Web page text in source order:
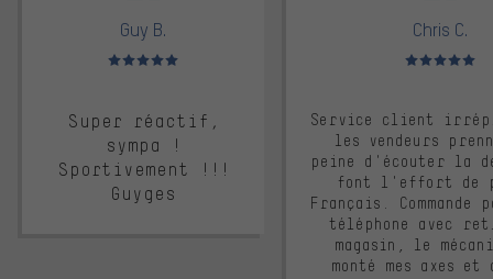
Guy B.
Note moyenne : 5 sur 5
Super réactif,
sympa !
Sportivement !!!
Guyges
Chris C.
Note moyenne :
Service client
les vendeurs
peine d'écouter la
font l'effort de
Français. Commande
téléphone avec
magasin, le
monté mes axes et